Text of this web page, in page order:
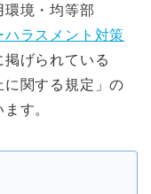
環境・均等部
ラスメント対策
掲げられている
に関する規定」の
す。